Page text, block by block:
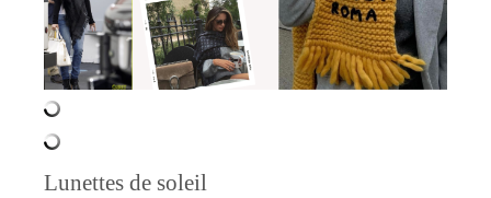
Lunettes de soleil